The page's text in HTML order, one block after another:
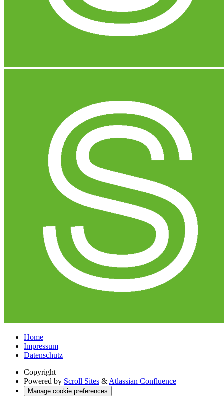
Home
Impressum
Datenschutz
Copyright
Powered by Scroll Sites & Atlassian Confluence
Manage cookie preferences